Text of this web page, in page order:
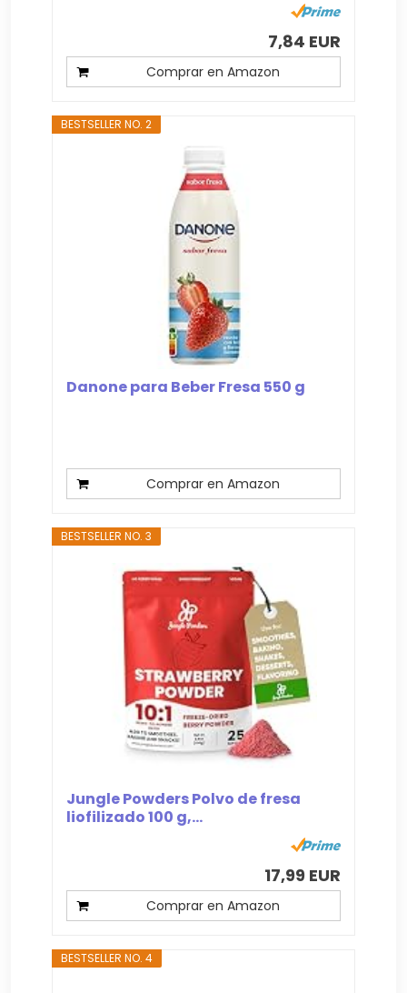
7,84 EUR
Comprar en Amazon
BESTSELLER NO. 2
Danone para Beber Fresa 550 g
Comprar en Amazon
BESTSELLER NO. 3
Jungle Powders Polvo de fresa
liofilizado 100 g,...
17,99 EUR
Comprar en Amazon
BESTSELLER NO. 4